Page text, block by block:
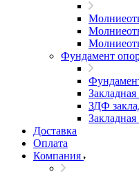
Фундамент
ЗДФ
Доставка
Оплата
Компания